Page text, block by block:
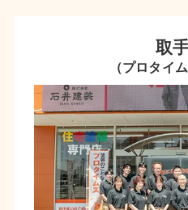
取
（プロタイ